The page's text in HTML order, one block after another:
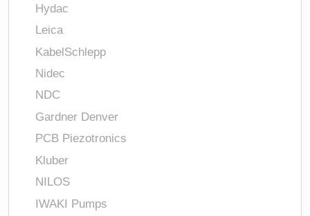
Hydac
Leica
KabelSchlepp
Nidec
NDC
Gardner Denver
PCB Piezotronics
Kluber
NILOS
IWAKI Pumps